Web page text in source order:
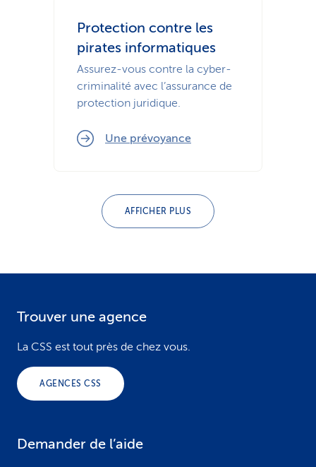
Protection contre les
pirates informatiques
Assurez-vous contre la cyber­
criminalité avec l’assurance de
protection juridique.
Une prévoyance
AFFICHER PLUS
Trouver une agence
La CSS est tout près de chez vous.
AGENCES CSS
Demander de l’aide